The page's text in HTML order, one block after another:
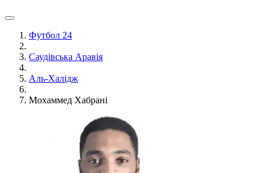
Футбол 24
Саудівська Аравія
Аль-Халідж
Мохаммед Хабрані